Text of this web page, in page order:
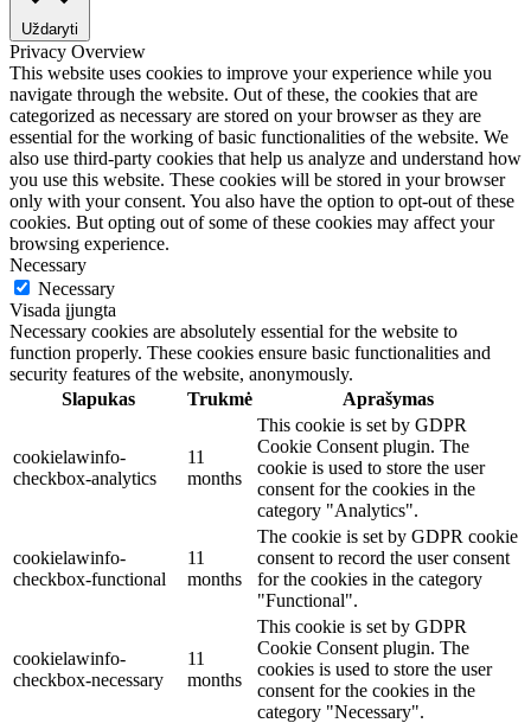
Uždaryti
Privacy Overview
This website uses cookies to improve your experience while you
navigate through the website. Out of these, the cookies that are
categorized as necessary are stored on your browser as they are
essential for the working of basic functionalities of the website. We
also use third-party cookies that help us analyze and understand how
you use this website. These cookies will be stored in your browser
only with your consent. You also have the option to opt-out of these
cookies. But opting out of some of these cookies may affect your
browsing experience.
Necessary
Necessary
Visada įjungta
Necessary cookies are absolutely essential for the website to
function properly. These cookies ensure basic functionalities and
security features of the website, anonymously.
Slapukas
Trukmė Aprašymas
cookielawinfo-
checkbox-analytics
11
months
This cookie is set by GDPR
Cookie Consent plugin. The
cookie is used to store the user
consent for the cookies in the
category "Analytics".
cookielawinfo-
checkbox-functional
11
months
The cookie is set by GDPR cookie
consent to record the user consent
for the cookies in the category
"Functional".
cookielawinfo-
checkbox-necessary
11
months
This cookie is set by GDPR
Cookie Consent plugin. The
cookies is used to store the user
consent for the cookies in the
category "Necessary".